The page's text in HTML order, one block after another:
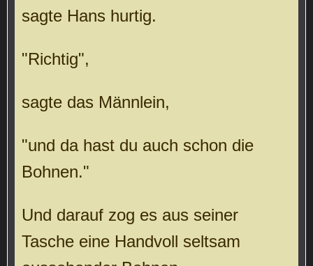
sagte Hans hurtig.
"Richtig",
sagte das Männlein,
"und da hast du auch schon die
Bohnen."
Und darauf zog es aus seiner
Tasche eine Handvoll seltsam